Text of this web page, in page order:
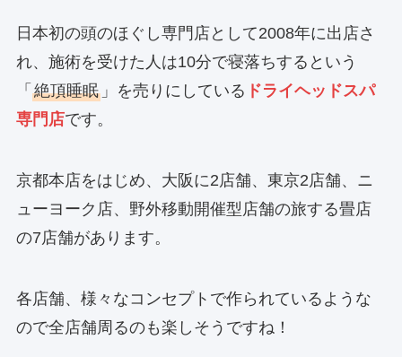
日本初の頭のほぐし専門店として2008年に出店さ
れ、施術を受けた人は10分で寝落ちするという
「 絶頂睡眠」を売りにしている ドライヘッドスパ
専門店です。
京都本店をはじめ、大阪に2店舗、東京2店舗、ニ
ューヨーク店、野外移動開催型店舗の旅する畳店
の7店舗があります。
各店舗、様々なコンセプトで作られているような
ので全店舗周るのも楽しそうですね！